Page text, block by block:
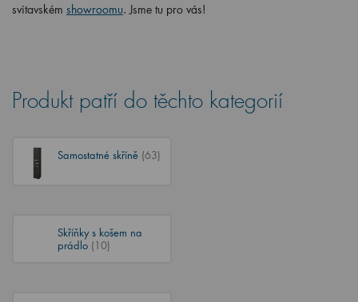
svitavském showroomu. Jsme tu pro vás!
Produkt patří do těchto kategorií
Samostatné skříně (63)
Skříňky s košem na
prádlo (10)